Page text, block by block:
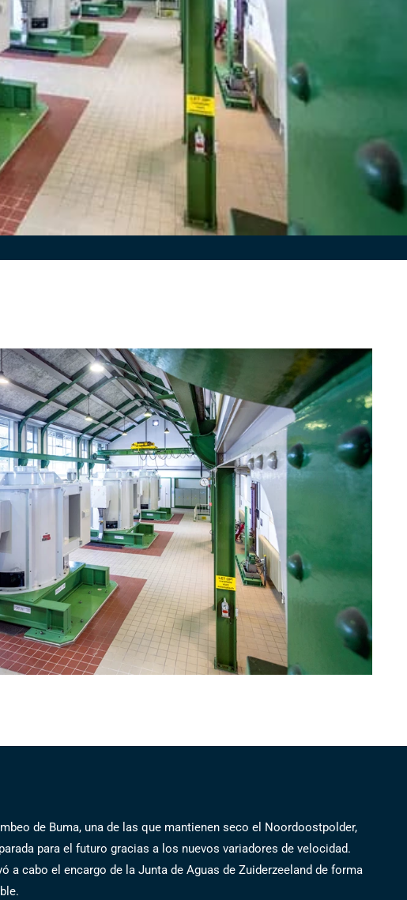
de Buma, una de las que mantienen seco el Noordoostpolder,
para el futuro gracias a los nuevos variadores de velocidad.
a cabo el encargo de la Junta de Aguas de Zuiderzeeland de forma